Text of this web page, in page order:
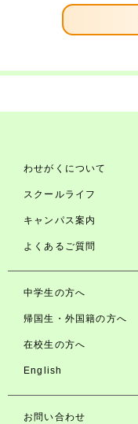
わせがくについて
スクールライフ
キャンパス案内
よくあるご質問
中学生の方へ
帰国生・外国籍の方へ
在校生の方へ
English
お問い合わせ